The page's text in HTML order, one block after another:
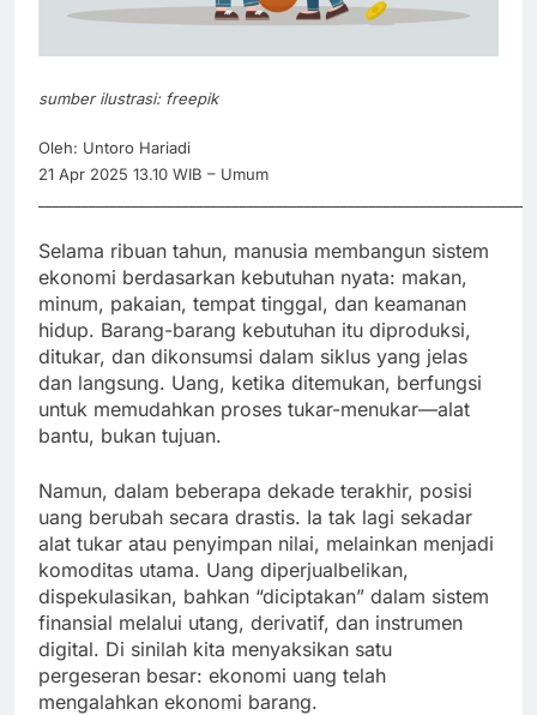
sumber ilustrasi: freepik
Oleh: Untoro Hariadi
21 Apr 2025 13.10 WIB – Umum
Selama ribuan tahun, manusia membangun sistem
ekonomi berdasarkan kebutuhan nyata: makan,
minum, pakaian, tempat tinggal, dan keamanan
hidup. Barang-barang kebutuhan itu diproduksi,
ditukar, dan dikonsumsi dalam siklus yang jelas
dan langsung. Uang, ketika ditemukan, berfungsi
untuk memudahkan proses tukar-menukar—alat
bantu, bukan tujuan.
Namun, dalam beberapa dekade terakhir, posisi
uang berubah secara drastis. Ia tak lagi sekadar
alat tukar atau penyimpan nilai, melainkan menjadi
komoditas utama. Uang diperjualbelikan,
dispekulasikan, bahkan “diciptakan” dalam sistem
finansial melalui utang, derivatif, dan instrumen
digital. Di sinilah kita menyaksikan satu
pergeseran besar: ekonomi uang telah
mengalahkan ekonomi barang.